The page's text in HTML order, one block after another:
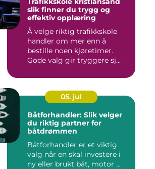
slik finner du trygg og
effektiv opplæring
Å velge riktig trafikkskole
handler om mer enn å
bestille noen kjøretimer.
Gode valg gir tryggere sj...
05. jul
Båtforhandler: Slik velger
du riktig partner for
båtdrømmen
Båtforhandler er et viktig
valg når en skal investere i
ny eller brukt båt, motor ...